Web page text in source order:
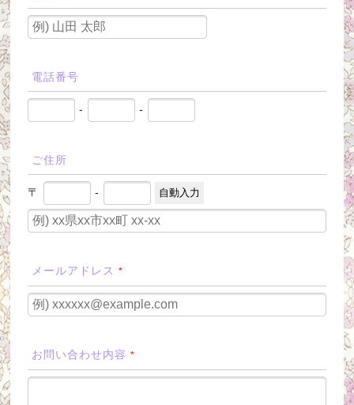
電話番号
- -
ご住所
〒 -
メールアドレス *
お問い合わせ内容 *